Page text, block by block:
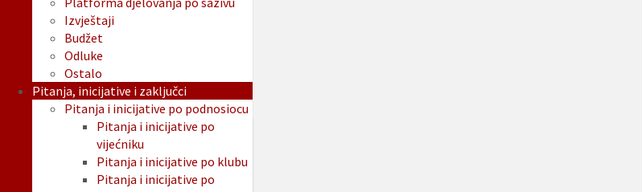
Izvještaji
Budžet
Odluke
Ostalo
Pitanja, inicijative i zaključci
Pitanja i inicijative po podnosiocu
Pitanja i inicijative po
vijećniku
Pitanja i inicijative po klubu
Pitanja i inicijative po